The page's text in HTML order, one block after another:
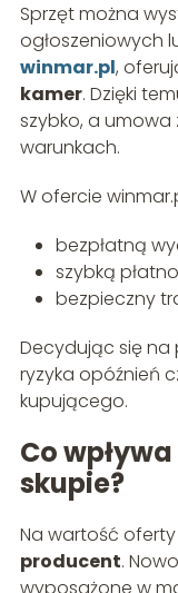
Sprzęt można
ogłoszeniowych
winmar.pl,
kamer. Dzięki
szybko, a
warunkach.
W ofercie
bezpłatną
szybką
bezpieczny
Decydując się na
ryzyka opóźnień
kupującego.
Co
skupie?
Na wartość
producent.